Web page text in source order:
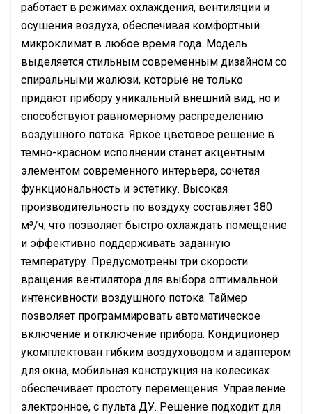
работает в режимах охлаждения, вентиляции и
осушения воздуха, обеспечивая комфортный
микроклимат в любое время года. Модель
выделяется стильным современным дизайном со
спиральными жалюзи, которые не только
придают прибору уникальный внешний вид, но и
способствуют равномерному распределению
воздушного потока. Яркое цветовое решение в
темно-красном исполнении станет акцентным
элементом современного интерьера, сочетая
функциональность и эстетику. Высокая
производительность по воздуху составляет 380
м³/ч, что позволяет быстро охлаждать помещение
и эффективно поддерживать заданную
температуру. Предусмотрены три скорости
вращения вентилятора для выбора оптимальной
интенсивности воздушного потока. Таймер
позволяет программировать автоматическое
включение и отключение прибора. Кондиционер
укомплектован гибким воздуховодом и адаптером
для окна, мобильная конструкция на колесиках
обеспечивает простоту перемещения. Управление
электронное, с пульта ДУ. Решение подходит для